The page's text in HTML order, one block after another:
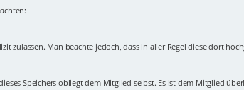
Man beachte jedoch, dass in aller Regel diese dort
Speichers obliegt dem Mitglied selbst. Es ist dem Mitglied